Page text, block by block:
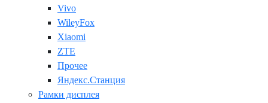
Vivo
WileyFox
Xiaomi
ZTE
Прочее
Яндекс.Станция
Рамки дисплея